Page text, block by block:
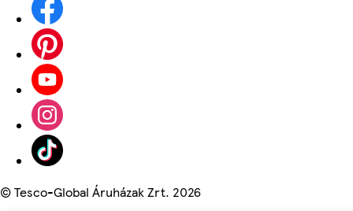
©Tesco-Global Áruházak Zrt. 2026